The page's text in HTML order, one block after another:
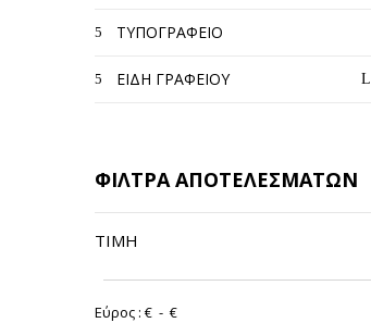
ΤΥΠΟΓΡΑΦΕΙΟ
ΕΙΔΗ ΓΡΑΦΕΙΟΥ
ΦΙΛΤΡΑ ΑΠΟΤΕΛΕΣΜΑΤΩΝ
ΤΙΜΉ
Εύρος : € - €